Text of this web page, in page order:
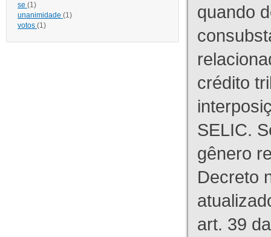
se (1)
unanimidade (1)
votos (1)
quando
crédito
SELIC.
gênero
Decreto
art. 39